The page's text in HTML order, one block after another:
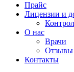
Прайс
Лицензии и
О нас
Врачи
Отзывы
Контакты